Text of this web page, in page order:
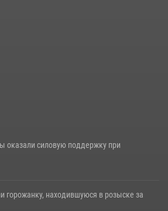
оказали силовую поддержку при
горожанку, находившуюся в розыске за